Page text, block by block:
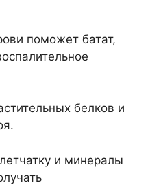
поможет батат,
белков и
и минералы